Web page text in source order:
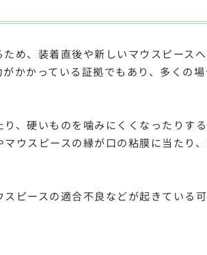
め、装着直後や新しいマウスピース
かかっている証拠でもあり、多くの
、硬いものを噛みにくくなったりす
ウスピースの縁が口の粘膜に当たり
ピースの適合不良などが起きている